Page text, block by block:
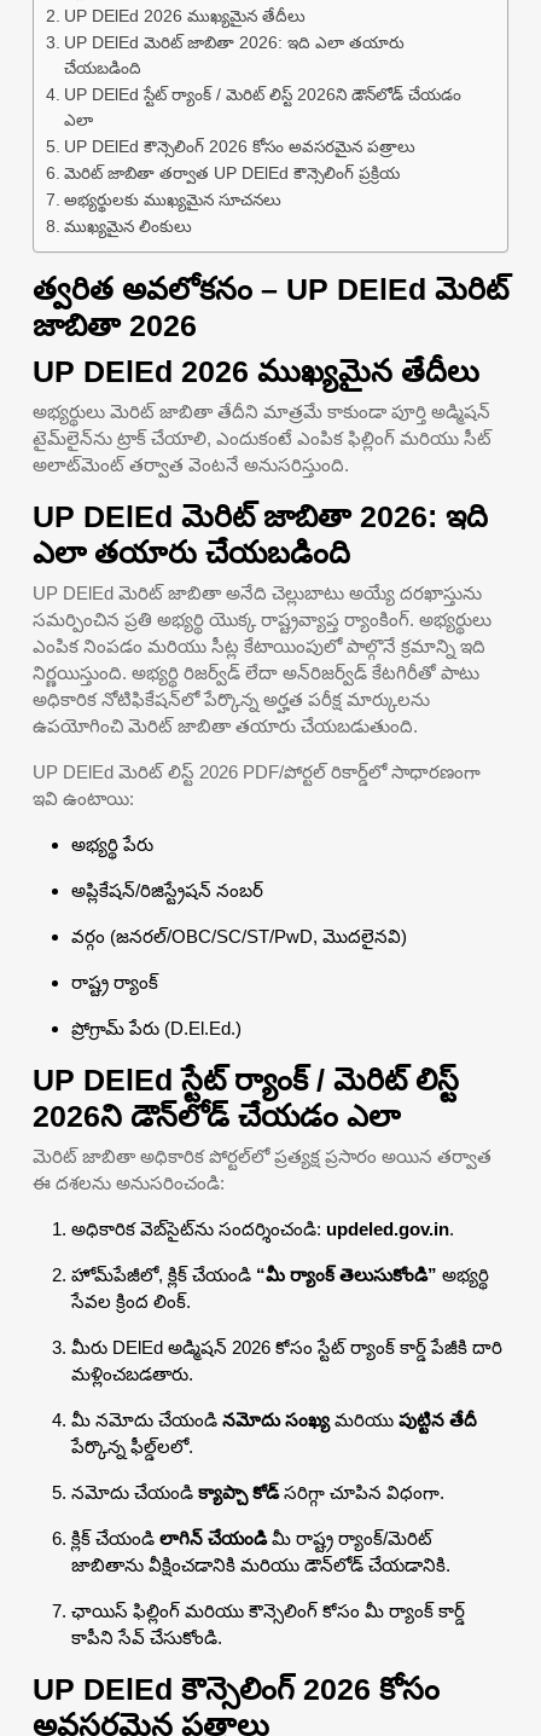
UP DElEd 2026 ముఖ్యమైన తేదీలు
UP DElEd మెరిట్ జాబితా 2026: ఇది ఎలా తయారు
చేయబడింది
UP DElEd స్టేట్ ర్యాంక్ / మెరిట్ లిస్ట్ 2026ని డౌన్‌లోడ్ చేయడం
ఎలా
UP DElEd కౌన్సెలింగ్ 2026 కోసం అవసరమైన పత్రాలు
మెరిట్ జాబితా తర్వాత UP DElEd కౌన్సెలింగ్ ప్రక్రియ
అభ్యర్థులకు ముఖ్యమైన సూచనలు
ముఖ్యమైన లింకులు
త్వరిత అవలోకనం – UP DElEd మెరిట్
జాబితా 2026
UP DElEd 2026 ముఖ్యమైన తేదీలు
అభ్యర్థులు మెరిట్ జాబితా తేదీని మాత్రమే కాకుండా పూర్తి అడ్మిషన్
టైమ్‌లైన్‌ను ట్రాక్ చేయాలి, ఎందుకంటే ఎంపిక ఫిల్లింగ్ మరియు సీట్
అలాట్‌మెంట్ తర్వాత వెంటనే అనుసరిస్తుంది.
UP DElEd మెరిట్ జాబితా 2026: ఇది
ఎలా తయారు చేయబడింది
UP DElEd మెరిట్ జాబితా అనేది చెల్లుబాటు అయ్యే దరఖాస్తును
సమర్పించిన ప్రతి అభ్యర్థి యొక్క రాష్ట్రవ్యాప్త ర్యాంకింగ్. అభ్యర్థులు
ఎంపిక నింపడం మరియు సీట్ల కేటాయింపులో పాల్గొనే క్రమాన్ని ఇది
నిర్ణయిస్తుంది. అభ్యర్థి రిజర్వ్‌డ్ లేదా అన్‌రిజర్వ్‌డ్ కేటగిరీతో పాటు
అధికారిక నోటిఫికేషన్‌లో పేర్కొన్న అర్హత పరీక్ష మార్కులను
ఉపయోగించి మెరిట్ జాబితా తయారు చేయబడుతుంది.
UP DElEd మెరిట్ లిస్ట్ 2026 PDF/పోర్టల్ రికార్డ్‌లో సాధారణంగా
ఇవి ఉంటాయి:
అభ్యర్థి పేరు
అప్లికేషన్/రిజిస్ట్రేషన్ నంబర్
వర్గం (జనరల్/OBC/SC/ST/PwD, మొదలైనవి)
రాష్ట్ర ర్యాంక్
ప్రోగ్రామ్ పేరు (D.El.Ed.)
UP DElEd స్టేట్ ర్యాంక్ / మెరిట్ లిస్ట్
2026ని డౌన్‌లోడ్ చేయడం ఎలా
మెరిట్ జాబితా అధికారిక పోర్టల్‌లో ప్రత్యక్ష ప్రసారం అయిన తర్వాత
ఈ దశలను అనుసరించండి:
అధికారిక వెబ్‌సైట్‌ను సందర్శించండి: updeled.gov.in.
హోమ్‌పేజీలో, క్లిక్ చేయండి “మీ ర్యాంక్ తెలుసుకోండి” అభ్యర్థి
సేవల క్రింద లింక్.
మీరు DElEd అడ్మిషన్ 2026 కోసం స్టేట్ ర్యాంక్ కార్డ్ పేజీకి దారి
మళ్లించబడతారు.
మీ నమోదు చేయండి నమోదు సంఖ్య మరియు పుట్టిన తేదీ
పేర్కొన్న ఫీల్డ్‌లలో.
నమోదు చేయండి క్యాప్చా కోడ్సరిగ్గా చూపిన విధంగా.
క్లిక్ చేయండి లాగిన్ చేయండిమీ రాష్ట్ర ర్యాంక్/మెరిట్
జాబితాను వీక్షించడానికి మరియు డౌన్‌లోడ్ చేయడానికి.
ఛాయిస్ ఫిల్లింగ్ మరియు కౌన్సెలింగ్ కోసం మీ ర్యాంక్ కార్డ్
కాపీని సేవ్ చేసుకోండి.
UP DElEd కౌన్సెలింగ్ 2026 కోసం
అవసరమైన పత్రాలు